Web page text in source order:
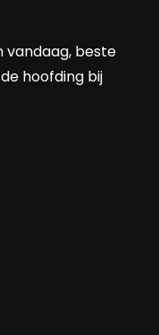
vandaag, beste
hoofding bij